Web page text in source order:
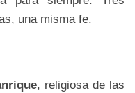
una misma fe.
, religiosa de las